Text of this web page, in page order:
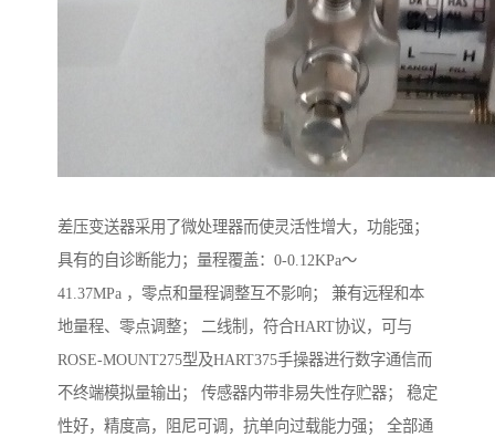
差压变送器采用了微处理器而使灵活性增大，功能强；
具有的自诊断能力；量程覆盖：0-0.12KPa～
41.37MPa ，零点和量程调整互不影响； 兼有远程和本
地量程、零点调整； 二线制，符合HART协议，可与
ROSE-MOUNT275型及HART375手操器进行数字通信而
不终端模拟量输出； 传感器内带非易失性存贮器； 稳定
性好，精度高，阻尼可调，抗单向过载能力强； 全部通